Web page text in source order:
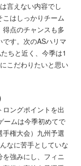
言えない内容でし
はしっかりチーム
点のチャンスも多
す。次のASハリマ
ちと近く、今季は1
こだわりたいと思い
ングポイントを出
ームは今季初めてで
手権大会）九州予選
なに苦手としていな
強みにし、フィニ